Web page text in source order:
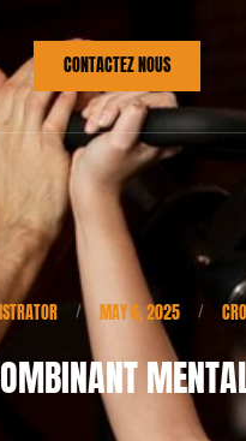
CONTACTEZ NOUS
/ MAY 6, 2025 /